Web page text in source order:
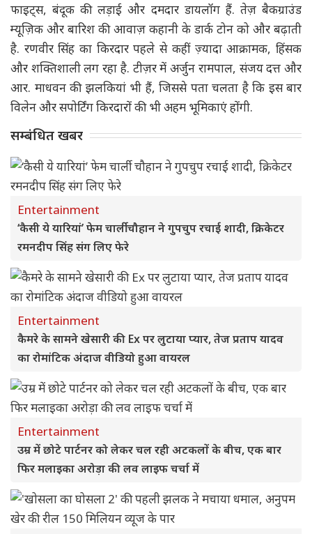
फाइट्स, बंदूक की लड़ाई और दमदार डायलॉग हैं. तेज़ बैकग्राउंड
म्यूज़िक और बारिश की आवाज़ कहानी के डार्क टोन को और बढ़ाती
है. रणवीर सिंह का किरदार पहले से कहीं ज़्यादा आक्रामक, हिंसक
और शक्तिशाली लग रहा है. टीज़र में अर्जुन रामपाल, संजय दत्त और
आर. माधवन की झलकियां भी हैं, जिससे पता चलता है कि इस बार
विलेन और सपोर्टिंग किरदारों की भी अहम भूमिकाएं होंगी.
सम्बंधित खबर
Entertainment
‘कैसी ये यारियां’ फेम चार्ली चौहान ने गुपचुप रचाई शादी, क्रिकेटर
रमनदीप सिंह संग लिए फेरे
Entertainment
कैमरे के सामने खेसारी की Ex पर लुटाया प्यार, तेज प्रताप यादव
का रोमांटिक अंदाज वीडियो हुआ वायरल
Entertainment
उम्र में छोटे पार्टनर को लेकर चल रही अटकलों के बीच, एक बार
फिर मलाइका अरोड़ा की लव लाइफ चर्चा में